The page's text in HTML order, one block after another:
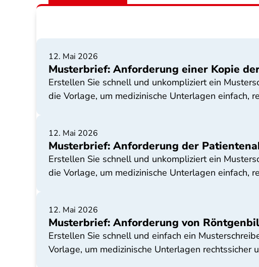
12. Mai 2026
Musterbrief: Anforderung einer Kopie
Erstellen Sie schnell und unkompliziert ein
die Vorlage, um medizinische Unterlagen einfach,
12. Mai 2026
Musterbrief: Anforderung der
Erstellen Sie schnell und unkompliziert ein
die Vorlage, um medizinische Unterlagen einfach,
12. Mai 2026
Musterbrief: Anforderung von
Erstellen Sie schnell und einfach ein
Vorlage, um medizinische Unterlagen rechtssicher